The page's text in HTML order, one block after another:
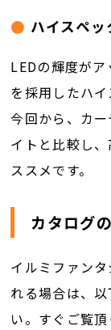
ハイスペ
LEDの輝度が
を採用したハイ
今回から、カ
イトと比較し
ススメです。
カタログ
イルミファン
れる場合は、
い。すぐご覧頂